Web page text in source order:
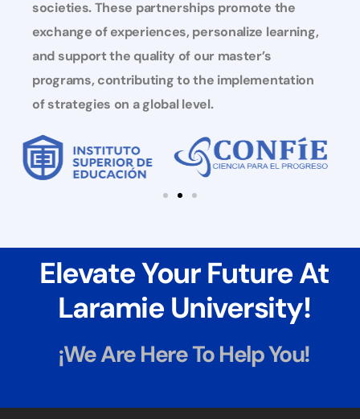
societies. These partnerships promote the
exchange of experiences, personalize learning,
and support the quality of our master’s
programs, contributing to the implementation
of strategies on a global level.
Elevate Your Future At
Laramie University!
¡We Are Here To Help You!